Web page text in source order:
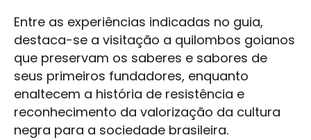
Entre as experiências indicadas no guia,
destaca-se a visitação a quilombos goianos
que preservam os saberes e sabores de
seus primeiros fundadores, enquanto
enaltecem a história de resistência e
reconhecimento da valorização da cultura
negra para a sociedade brasileira.